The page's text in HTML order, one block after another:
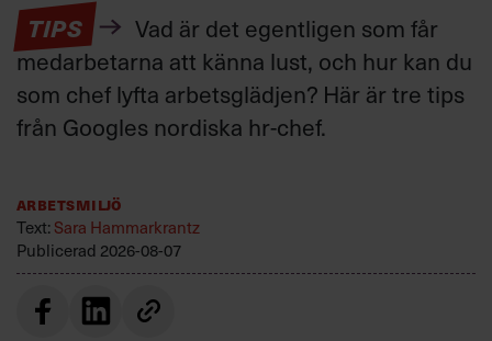
TIPS
Vad är det egentligen som får
medarbetarna att känna lust, och hur kan du
som chef lyfta arbetsglädjen? Här är tre tips
från Googles nordiska hr-chef.
Arbetsmiljö
Text:Sara Hammarkrantz
Publicerad 2026-08-07